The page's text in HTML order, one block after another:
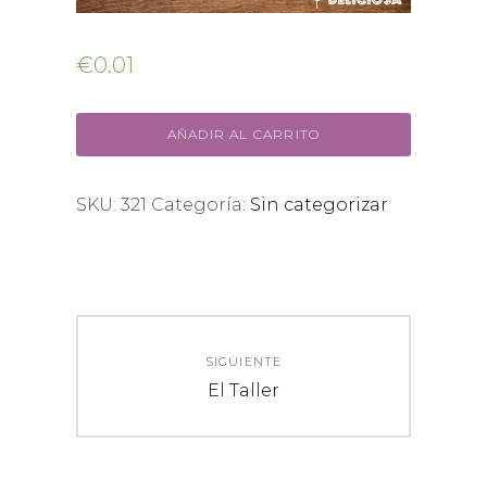
€0.01
AÑADIR AL CARRITO
SKU: 321 Categoría: Sin categorizar
Navegación
entradas
SIGUIENTE
Entrada
El Taller